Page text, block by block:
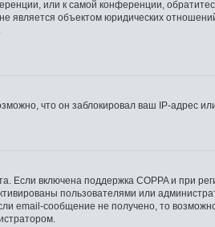
или к самой конференции,
объектом юридических
что он заблокировал ваш IP-адрес
включена поддержка COPPA и при
пользователями или
email-сообщение не получено, то